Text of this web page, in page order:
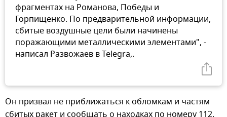
фрагментах на Романова, Победы и
Горпищенко. По предварительной информации,
сбитые воздушные цели были начинены
поражающими металлическими элементами", -
написал Развожаев в Telegra,.
Он призвал не приближаться к обломкам и частям
сбитых ракет и сообщать о находках по номеру 112.